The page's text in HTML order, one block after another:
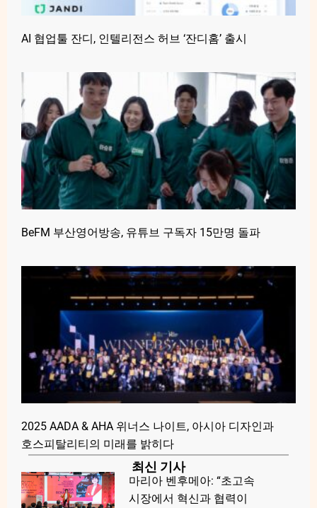
AI 협업툴 잔디, 인텔리전스 허브 ‘잔디홈’ 출시
BeFM 부산영어방송, 유튜브 구독자 15만명 돌파
2025 AADA & AHA 위너스 나이트, 아시아 디자인과
호스피탈리티의 미래를 밝히다
최신 기사
마리아 벤후메아: “초고속
시장에서 혁신과 협력이